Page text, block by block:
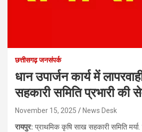
छत्तीसगढ़ जनसंपर्क
धान उपार्जन कार्य में
सहकारी समिति प्रभारी की
November 15, 2025 News Desk
रायपुर: प्राथमिक कृषि साख सहकारी समिति मर्या.